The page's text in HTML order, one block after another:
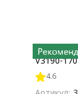
V3190-170
4.6